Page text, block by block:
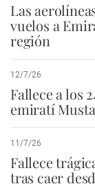
Las
vuelos a
región
12/7/26
Fallece a los
emiratí
11/7/26
Fallece
tras caer